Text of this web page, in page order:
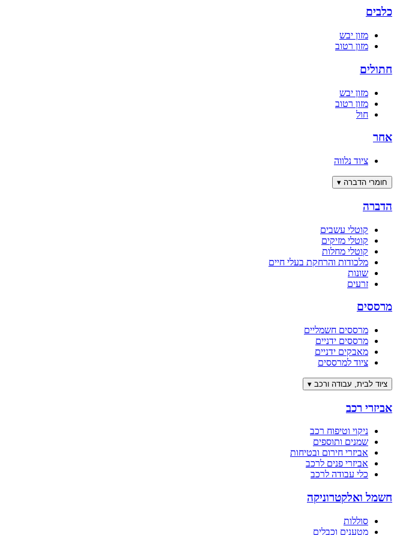
כלבים
מזון יבש
מזון רטוב
חתולים
מזון יבש
מזון רטוב
חול
אחר
ציוד נלווה
חומרי הדברה ▾
הדברה
קוטלי עשבים
קוטלי מזיקים
קוטלי מחלות
מלכודות והרחקת בעלי חיים
שונות
זרעים
מרססים
מרססים חשמליים
מרססים ידניים
מאבקים ידניים
ציוד למרססים
ציוד לבית, עבודה ורכב ▾
אביזרי רכב
ניקוי וטיפוח רכב
שמנים ותוספים
אביזרי חירום ובטיחות
אביזרי פנים לרכב
כלי עבודה לרכב
חשמל ואלקטרוניקה
סוללות
מטענים וכבלים